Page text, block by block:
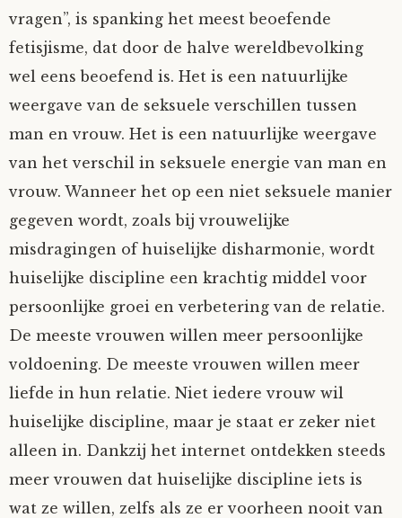
vragen”, is spanking het meest beoefende
fetisjisme, dat door de halve wereldbevolking
wel eens beoefend is. Het is een natuurlijke
weergave van de seksuele verschillen tussen
man en vrouw. Het is een natuurlijke weergave
van het verschil in seksuele energie van man en
vrouw. Wanneer het op een niet seksuele manier
gegeven wordt, zoals bij vrouwelijke
misdragingen of huiselijke disharmonie, wordt
huiselijke discipline een krachtig middel voor
persoonlijke groei en verbetering van de relatie.
De meeste vrouwen willen meer persoonlijke
voldoening. De meeste vrouwen willen meer
liefde in hun relatie. Niet iedere vrouw wil
huiselijke discipline, maar je staat er zeker niet
alleen in. Dankzij het internet ontdekken steeds
meer vrouwen dat huiselijke discipline iets is
wat ze willen, zelfs als ze er voorheen nooit van